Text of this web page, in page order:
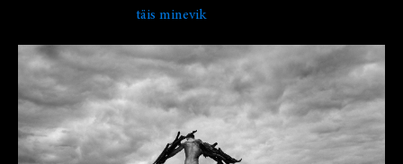
täis minevik